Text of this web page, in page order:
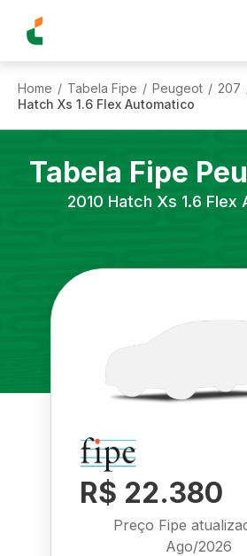
Home / Tabela Fipe / Peugeot / 207
Hatch Xs 1.6 Flex Automatico
Tabela Fipe
2010 Hatch Xs 1.6 Flex
R$ 22.380
Preço Fipe
Ago/2026